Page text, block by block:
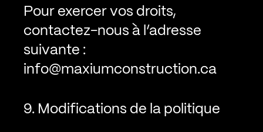
Pour exercer vos droits,
contactez-nous à l’adresse
suivante :
info@maxiumconstruction.ca
9. Modifications de la politique